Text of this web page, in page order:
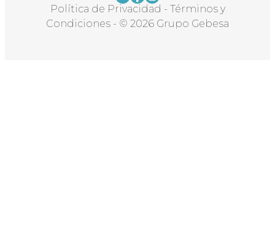
Política de Privacidad - Términos y
Condiciones - © 2026 Grupo Gebesa